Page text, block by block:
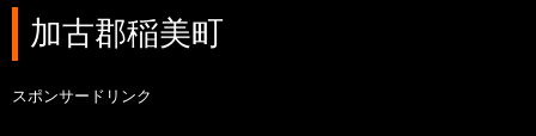
加古郡稲美町
スポンサードリンク